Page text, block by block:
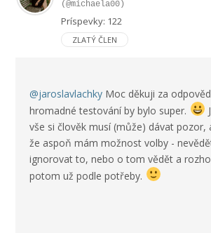
(@michaela00)
Príspevky: 122
ZLATÝ ČLEN
@jaroslavlachky Moc děkuji za
hromadné testování by bylo super.
vše si člověk musí (může) dávat pozor,
že aspoň mám možnost volby -
ignorovat to, nebo o tom vědět a
potom už podle potřeby.